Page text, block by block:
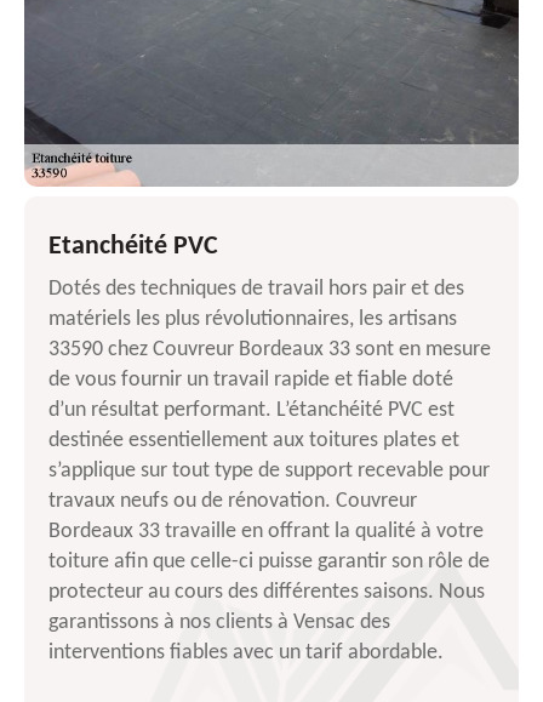
Etanchéité PVC
Dotés des techniques de travail hors pair et des
matériels les plus révolutionnaires, les artisans
33590 chez Couvreur Bordeaux 33 sont en mesure
de vous fournir un travail rapide et fiable doté
d’un résultat performant. L’étanchéité PVC est
destinée essentiellement aux toitures plates et
s’applique sur tout type de support recevable pour
travaux neufs ou de rénovation. Couvreur
Bordeaux 33 travaille en offrant la qualité à votre
toiture afin que celle-ci puisse garantir son rôle de
protecteur au cours des différentes saisons. Nous
garantissons à nos clients à Vensac des
interventions fiables avec un tarif abordable.